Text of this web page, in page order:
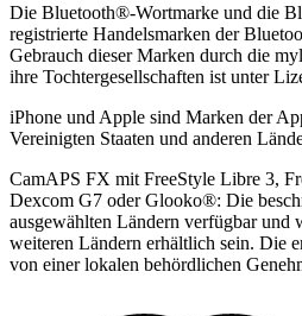
Die Bluetooth®-Wortmarke und die
registrierte Handelsmarken der
Gebrauch dieser Marken durch die
ihre Tochtergesellschaften ist unter
iPhone und Apple sind Marken der
Vereinigten Staaten und anderen
CamAPS FX mit FreeStyle Libre 3,
Dexcom G7 oder Glooko®: Die
ausgewählten Ländern verfügbar und
weiteren Ländern erhältlich sein. Die
von einer lokalen behördlichen